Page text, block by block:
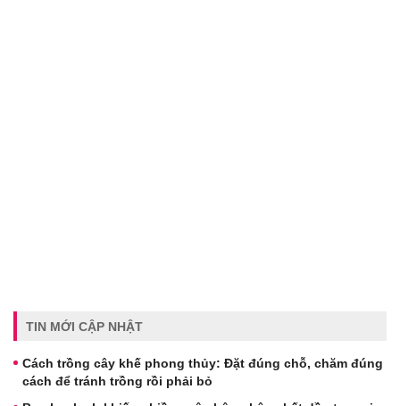
TIN MỚI CẬP NHẬT
Cách trồng cây khế phong thủy: Đặt đúng chỗ, chăm đúng
cách để tránh trồng rồi phải bỏ